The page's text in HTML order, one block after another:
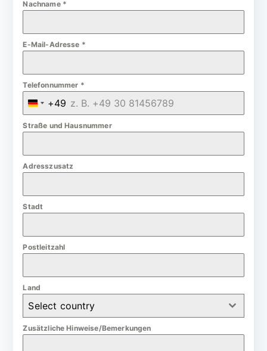
Nachname *
E-Mail-Adresse *
Telefonnummer *
G
e
m
a
y
+49
Straße und Hausnummer
Adresszusatz
Stadt
Postleitzahl
Land
Select country
Zusätzliche Hinweise/Bemerkungen